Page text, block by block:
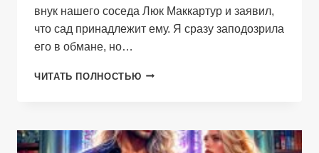
внук нашего соседа Люк Маккартур и заявил,
что сад принадлежит ему. Я сразу заподозрила
его в обмане, но…
ЧИТАТЬ ПОЛНОСТЬЮ МОЙ
И
ЧАРУЮЩИЙ